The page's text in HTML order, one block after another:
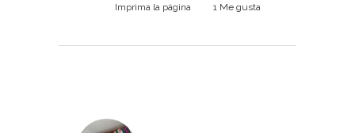
Imprima la página 1 Me gusta